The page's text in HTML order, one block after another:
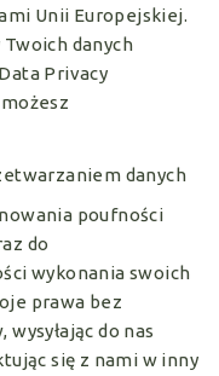
Unii Europejskiej.
danych
Privacy
danych
poufności
do
wykonania swoich
prawa bez
do nas
się z nami w inny